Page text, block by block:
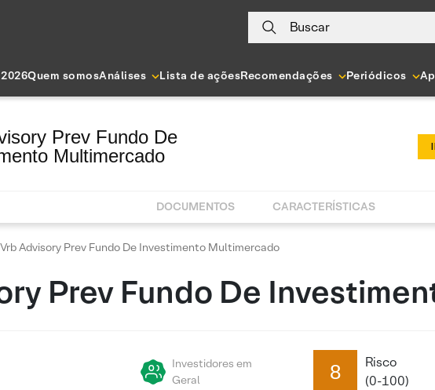
Buscar
Quem somosAnálises Lista de açõesRecomendações Periódicos
Prev Fundo De
Multimercado
DOCUMENTOS CARACTERÍSTICAS
Vrb Advisory Prev Fundo De Investimento Multimercado
Prev Fundo De
Investidores em
Geral
8
Risco
(0-100)